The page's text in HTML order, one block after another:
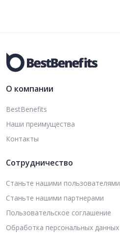
О компании
BestBenefits
Наши преимущества
Контакты
Сотрудничество
Станьте нашими пользователями
Станьте нашими партнерами
Пользовательское соглашение
Обработка персональных данных